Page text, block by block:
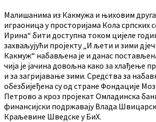
Малишанима из Какмужа и њиховим
играоница у просторијама Кола српских
Ирина“ бити доступна током цијеле
захваљујући пројекту „И љети и зими
Какмуж“ набављена је и данас
чија је јачина довољна како за хлађење
и за загријавање зими. Средства за
обезбијеђена су од стране Фондације
Петрово а кроз пројекат Омладинска
финансијски подржавају Влада
Краљевине Шведске у БиХ.